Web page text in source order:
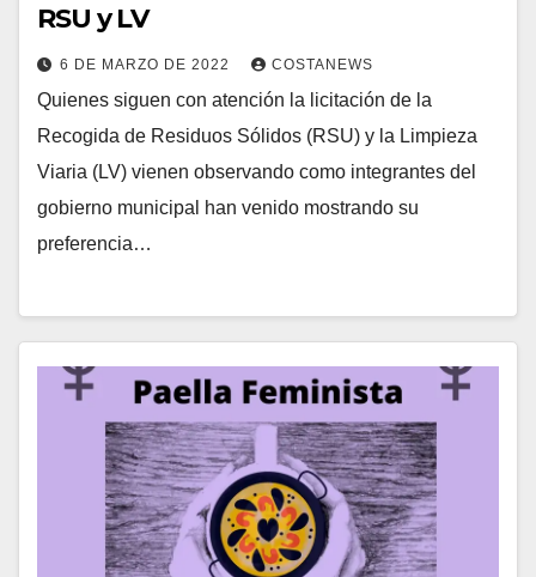
RSU y LV
6 DE MARZO DE 2022 COSTANEWS
Quienes siguen con atención la licitación de la
Recogida de Residuos Sólidos (RSU) y la Limpieza
Viaria (LV) vienen observando como integrantes del
gobierno municipal han venido mostrando su
preferencia…